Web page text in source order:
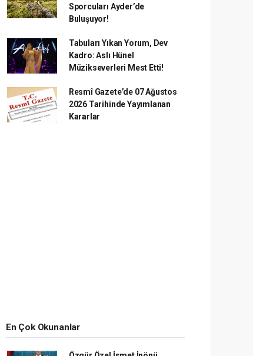
Sporcuları Ayder’de
Buluşuyor!
Tabuları Yıkan Yorum, Dev
Kadro: Aslı Hünel
Müzikseverleri Mest Etti!
Resmî Gazete’de 07 Ağustos
2026 Tarihinde Yayımlanan
Kararlar
En Çok Okunanlar